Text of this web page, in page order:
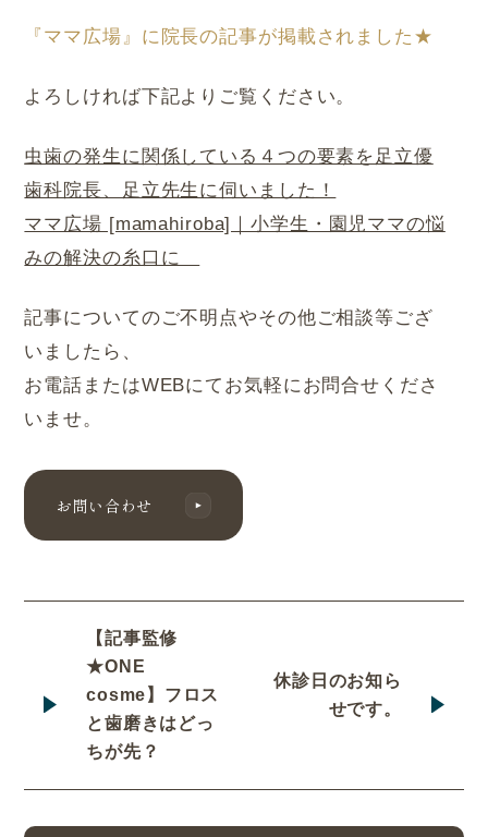
『ママ広場』に院長の記事が掲載されました★
よろしければ下記よりご覧ください。
虫歯の発生に関係している４つの要素を足立優
歯科院長、足立先生に伺いました！
ママ広場 [mamahiroba]｜小学生・園児ママの悩
みの解決の糸口に
記事についてのご不明点やその他ご相談等ござ
いましたら、
お電話またはWEBにてお気軽にお問合せくださ
いませ。
お問い合わせ
【記事監修
★ONE
cosme】フロス
と歯磨きはどっ
ちが先？
休診日のお知ら
せです。